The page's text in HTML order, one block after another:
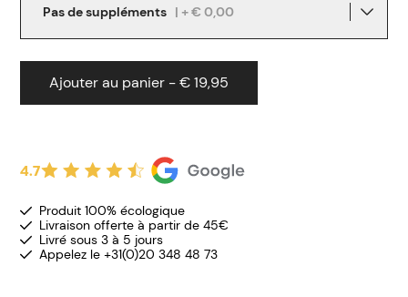
Pas de suppléments | + € 0,00
Ajouter au panier - € 19,95
4.7
Produit 100% écologique
Livraison offerte à partir de 45€
Livré sous 3 à 5 jours
Appelez le +31(0)20 348 48 73